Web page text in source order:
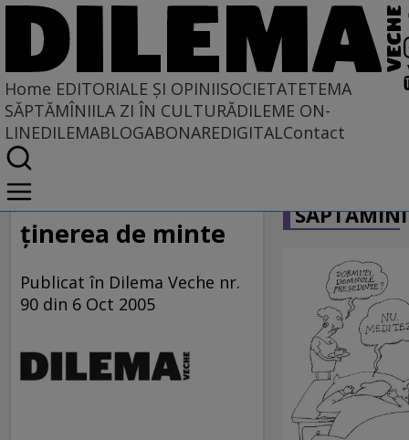
Home EDITORIALE ȘI OPINIISOCIETATETEMA
SĂPTĂMÎNIILA ZI ÎN CULTURĂDILEME ON-
LINEDILEMABLOGABONAREDIGITALContact
Home
EDITORIALE ȘI OPINII
SITUAȚIUNEA
ţinerea de minte
Publicat în Dilema Veche nr.
90 din 6 Oct 2005